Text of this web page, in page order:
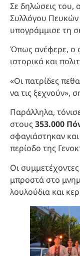
Σε δηλώσεις του,
Συλλόγου Πευκών
υπογράμμισε τη
Όπως ανέφερε, ο
ιστορικά και
«Οι πατρίδες
να τις ξεχνούν»,
Παράλληλα,
στους 353.000
σφαγιάστηκαν
περίοδο της
Οι
μπροστά στο
λουλούδια και